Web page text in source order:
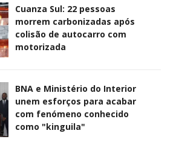
Cuanza Sul: 22 pessoas
morrem carbonizadas após
colisão de autocarro com
motorizada
BNA e Ministério do Interior
unem esforços para acabar
com fenómeno conhecido
como "kinguila"